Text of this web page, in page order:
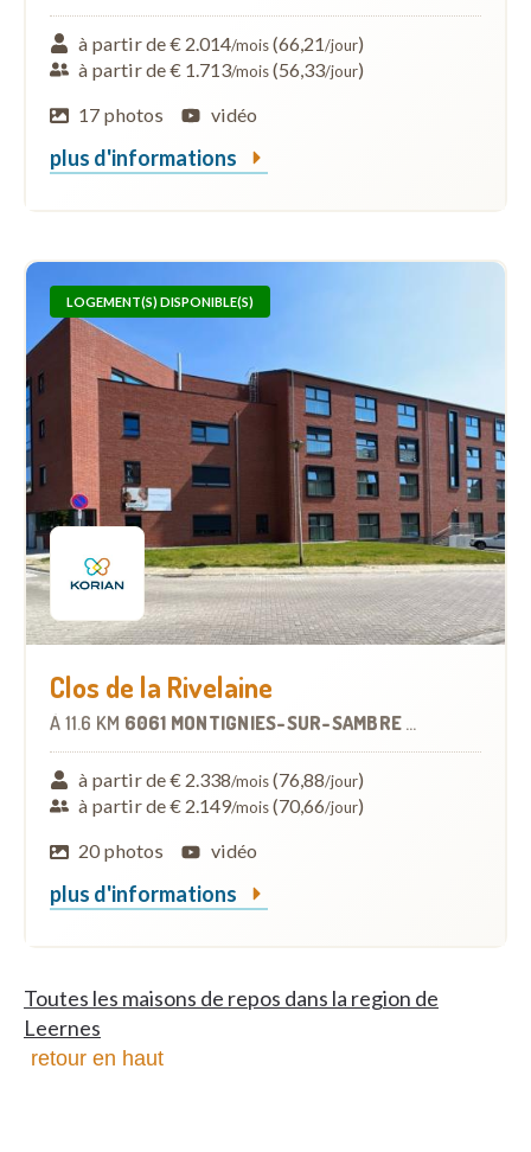
à partir de € 2.014/mois(66,21/jour)
à partir de € 1.713/mois(56,33/jour)
17 photos
vidéo
plus d'informations
LOGEMENT(S) DISPONIBLE(S)
Clos de la Rivelaine
À 11.6 KM 6061 MONTIGNIES-SUR-SAMBRE -
à partir de € 2.338/mois(76,88/jour)
à partir de € 2.149/mois(70,66/jour)
20 photos
vidéo
plus d'informations
Toutes les maisons de repos dans la region de
Leernes
retour en haut